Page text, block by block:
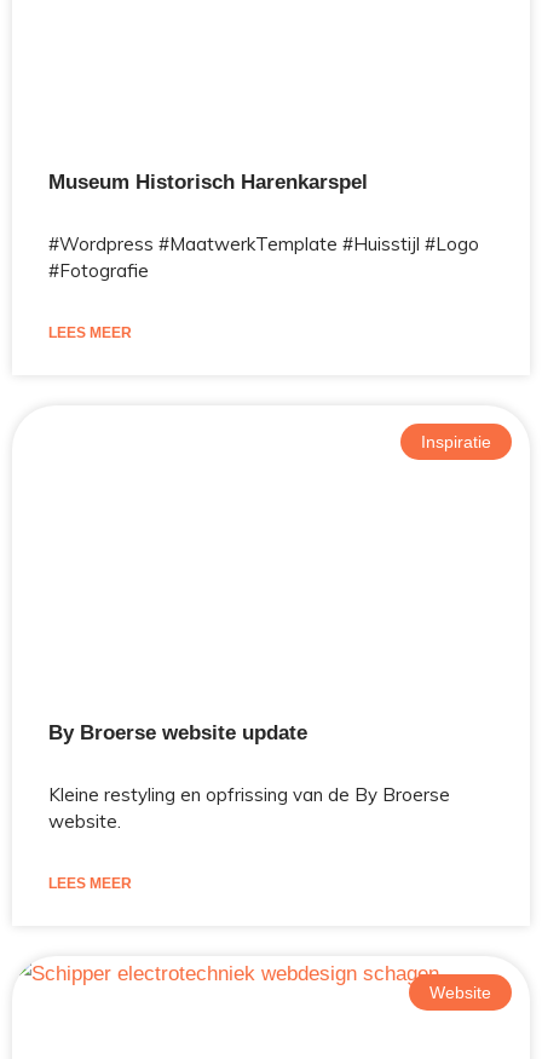
Museum Historisch Harenkarspel
#Wordpress #MaatwerkTemplate #Huisstijl #Logo
#Fotografie
LEES MEER
Inspiratie
By Broerse website update
Kleine restyling en opfrissing van de By Broerse
website.
LEES MEER
Website